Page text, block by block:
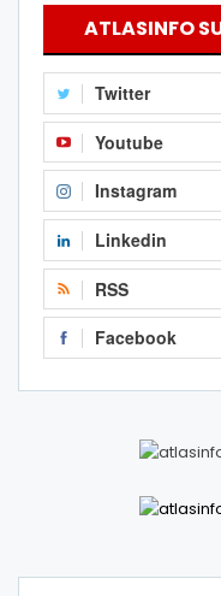
ATLASINFO
Twitter
Youtube
Instagram
Linkedin
RSS
Facebook